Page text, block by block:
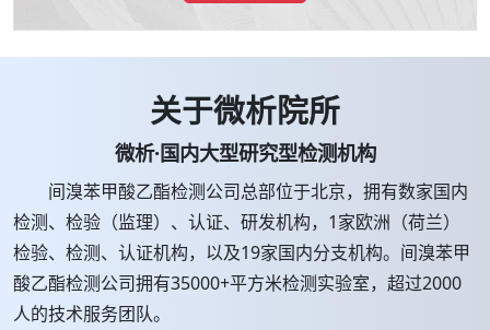
关于微析院所
微析·国内大型研究型检测机构
间溴苯甲酸乙酯检测公司总部位于北京，拥有数家国内
检测、检验（监理）、认证、研发机构，1家欧洲（荷兰）
检验、检测、认证机构，以及19家国内分支机构。间溴苯甲
酸乙酯检测公司拥有35000+平方米检测实验室，超过2000
人的技术服务团队。